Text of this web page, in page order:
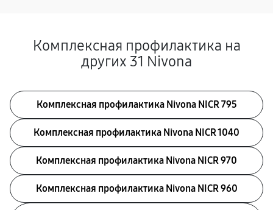
Комплексная профилактика на
других 31 Nivona
Комплексная профилактика Nivona NICR 795
Комплексная профилактика Nivona NICR 1040
Комплексная профилактика Nivona NICR 970
Комплексная профилактика Nivona NICR 960